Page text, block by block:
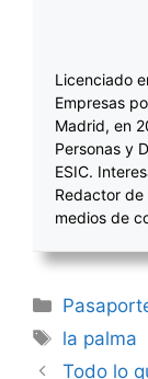
Licenciado
Empresas
Madrid, en
Personas y
ESIC.
Redactor
medios de
Etiquetas
la palma
Navegación
Todo lo